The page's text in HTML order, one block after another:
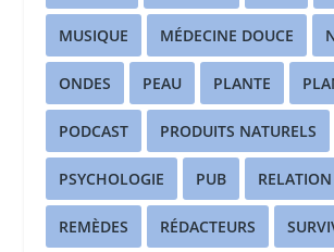
MUSIQUE MÉDECINE DOUCE
ONDES PEAU PLANTE
PODCAST PRODUITS NATURELS
PSYCHOLOGIE PUB RELATION
REMÈDES RÉDACTEURS